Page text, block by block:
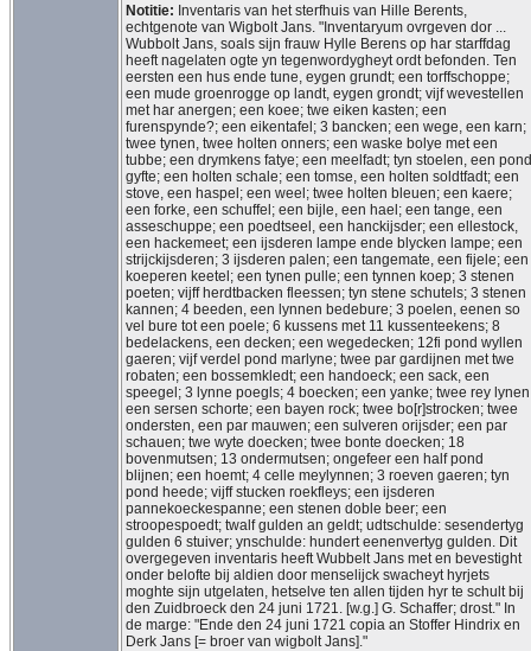
Notitie: Inventaris van het sterfhuis van Hille Berents,
echtgenote van Wigbolt Jans. "Inventaryum ovrgeven dor ...
Wubbolt Jans, soals sijn frauw Hylle Berens op har starffdag
heeft nagelaten ogte yn tegenwordygheyt ordt befonden. Ten
eersten een hus ende tune, eygen grundt; een torffschoppe;
een mude groenrogge op landt, eygen grondt; vijf wevestellen
met har anergen; een koee; twe eiken kasten; een
furenspynde?; een eikentafel; 3 bancken; een wege, een karn;
twee tynen, twee holten onners; een waske bolye met een
tubbe; een drymkens fatye; een meelfadt; tyn stoelen, een pond
gyfte; een holten schale; een tomse, een holten soldtfadt; een
stove, een haspel; een weel; twee holten bleuen; een kaere;
een forke, een schuffel; een bijle, een hael; een tange, een
asseschuppe; een poedtseel, een hanckijsder; een ellestock,
een hackemeet; een ijsderen lampe ende blycken lampe; een
strijckijsderen; 3 ijsderen palen; een tangemate, een fijele; een
koeperen keetel; een tynen pulle; een tynnen koep; 3 stenen
poeten; vijff herdtbacken fleessen; tyn stene schutels; 3 stenen
kannen; 4 beeden, een lynnen bedebure; 3 poelen, eenen so
vel bure tot een poele; 6 kussens met 11 kussenteekens; 8
bedelackens, een decken; een wegedecken; 12fi pond wyllen
gaeren; vijf verdel pond marlyne; twee par gardijnen met twe
robaten; een bossemkledt; een handoeck; een sack, een
speegel; 3 lynne poegls; 4 boecken; een yanke; twee rey
een sersen schorte; een bayen rock; twee bo[r]strocken; twee
ondersten, een par mauwen; een sulveren orijsder; een par
schauen; twe wyte doecken; twee bonte doecken; 18
bovenmutsen; 13 ondermutsen; ongefeer een half pond
blijnen; een hoemt; 4 celle meylynnen; 3 roeven gaeren; tyn
pond heede; vijff stucken roekfleys; een ijsderen
pannekoeckespanne; een stenen doble beer; een
stroopespoedt; twalf gulden an geldt; udtschulde: sesendertyg
gulden 6 stuiver; ynschulde: hundert eenenvertyg gulden. Dit
overgegeven inventaris heeft Wubbelt Jans met en bevestight
onder belofte bij aldien door menselijck swacheyt hyrjets
moghte sijn utgelaten, hetselve ten allen tijden hyr te schult bij
den Zuidbroeck den 24 juni 1721. [w.g.] G. Schaffer; drost." In
de marge: "Ende den 24 juni 1721 copia an Stoffer Hindrix en
Derk Jans [= broer van wigbolt Jans]."